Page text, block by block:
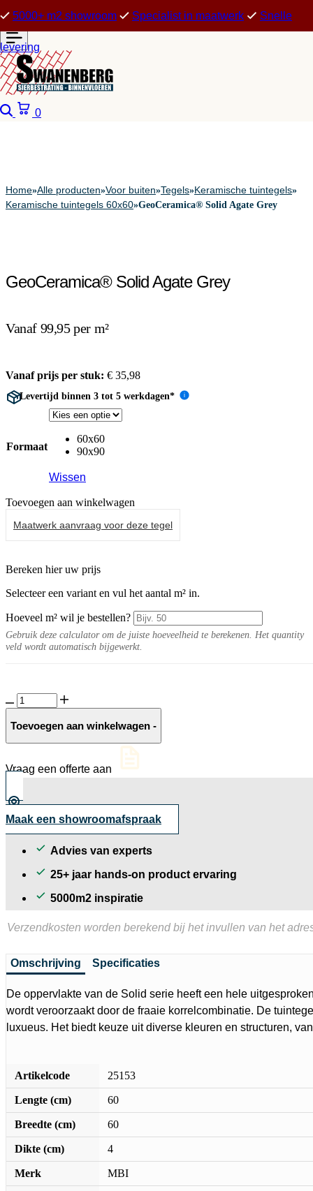
5000+ m2 showroom Specialist in maatwerk Snelle
levering
Zoeken
0
Home»Alle producten»Voor buiten»Tegels»Keramische tuintegels»
Keramische tuintegels 60x60»GeoCeramica® Solid Agate Grey
GeoCeramica® Solid Agate Grey
Vanaf 99,95 per m²
Vanaf prijs per stuk: € 35,98
Levertijd binnen 3 tot 5 werkdagen* i
Formaat
60x60
90x90
Wissen
Toevoegen aan winkelwagen
Maatwerk aanvraag voor deze tegel
Bereken hier uw prijs
Selecteer een variant en vul het aantal m² in.
Hoeveel m² wil je bestellen?
Gebruik deze calculator om de juiste hoeveelheid te berekenen. Het quantity
veld wordt automatisch bijgewerkt.
GeoCeramica®
Solid
Agate
Toevoegen aan winkelwagen -
Vraag een offerte aan
Maak een showroomafspraak
Advies van experts
25+ jaar hands-on product ervaring
5000m2 inspiratie
Verzendkosten worden berekend bij het invullen van het
Omschrijving Specificaties
De oppervlakte van de Solid serie heeft een hele
wordt veroorzaakt door de fraaie korrelcombinatie. De
luxueus. Het biedt keuze uit diverse kleuren en structuren,
Artikelcode 25153
Lengte (cm) 60
Breedte (cm) 60
Dikte (cm) 4
Merk MBI